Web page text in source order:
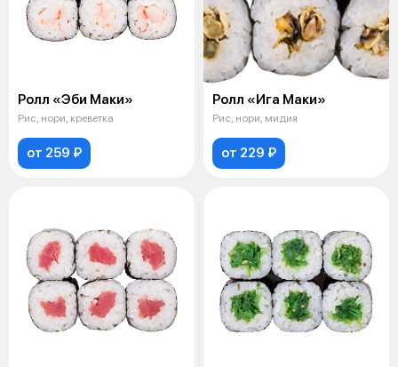
Ролл «Эби Маки»
Рис, нори, креветка
от 259 ₽
Ролл «Ига Маки»
Рис, нори, мидия
от 229 ₽